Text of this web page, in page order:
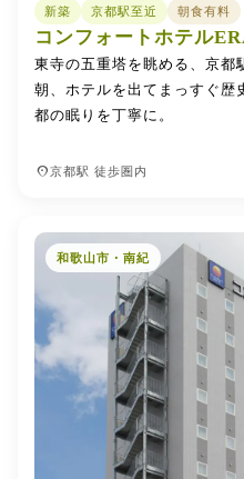
新築 京都駅至近 朝食有料
コンフォートホテル
東寺の五重塔を眺める、京都
朝、ホテルを出てまっすぐ歴
都の眠りを丁寧に。
place京都駅 徒歩圏内
和歌山市・南紀